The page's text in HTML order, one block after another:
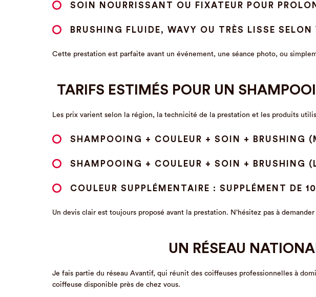
SOIN NOURRISSANT OU FIXATEUR POUR
BRUSHING FLUIDE, WAVY OU TRÈS LISSE SELON
Cette prestation est parfaite avant un événement, une séance photo, ou
TARIFS ESTIMÉS POUR UN
Les prix varient selon la région, la technicité de la prestation et les produits
SHAMPOOING + COULEUR + SOIN +
SHAMPOOING + COULEUR + SOIN + BRUSHING
COULEUR SUPPLÉMENTAIRE : SUPPLÉMENT DE
Un devis clair est toujours proposé avant la prestation. N’hésitez pas à
UN RÉSEAU
Je fais partie du réseau Avantif, qui réunit des coiffeuses professionnelles à
coiffeuse disponible près de chez vous.